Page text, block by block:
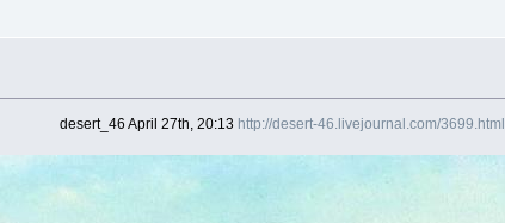
desert_46 April 27th, 20:13 http://desert-46.livejournal.com/3699.html